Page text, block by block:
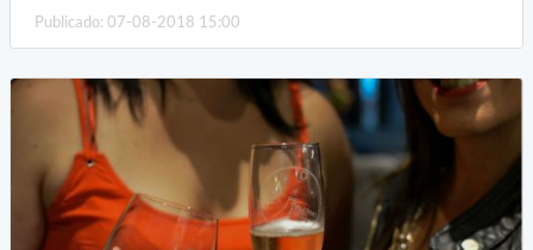
Publicado: 07-08-2018 15:00